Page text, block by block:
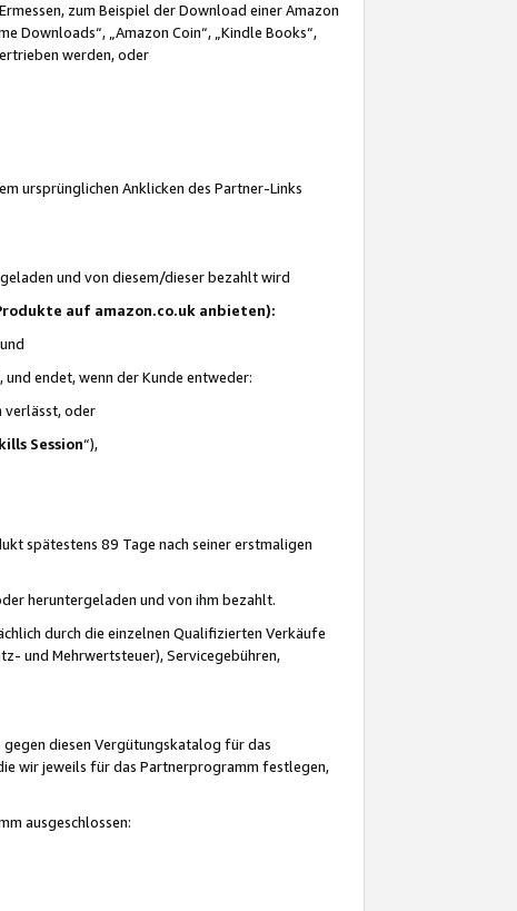
zum Beispiel der Download einer Amazon
Downloads“, „Amazon Coin“, „Kindle Books“,
werden, oder
ursprünglichen Anklicken des Partner-Links
und von diesem/dieser bezahlt wird
auf amazon.co.uk anbieten):
endet, wenn der Kunde entweder:
verlässt, oder
Session“),
spätestens 89 Tage nach seiner erstmaligen
heruntergeladen und von ihm bezahlt.
durch die einzelnen Qualifizierten Verkäufe
und Mehrwertsteuer), Servicegebühren,
diesen Vergütungskatalog für das
wir jeweils für das Partnerprogramm festlegen,
ausgeschlossen: